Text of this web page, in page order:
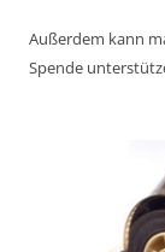
Außerdem kann
Spende